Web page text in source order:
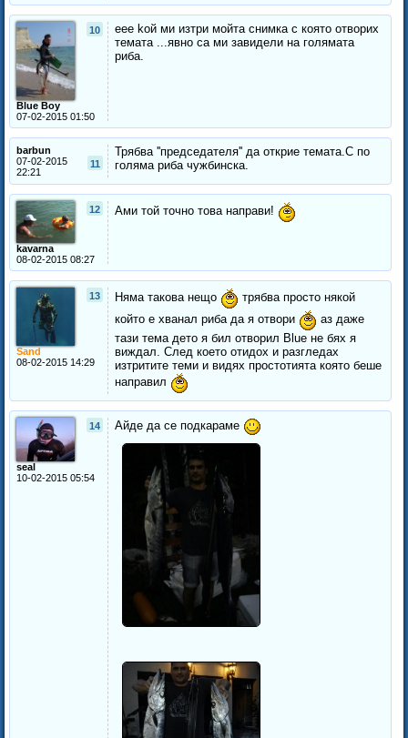
10
Blue Boy
07-02-2015 01:50
eee koй ми изтри мойта снимка с която отворих
темата ...явно са ми завидели на голямата
риба.
barbun
11
07-02-2015
22:21
Трябва ''председателя'' да открие темата.С по
голяма риба чужбинска.
12
kavarna
08-02-2015 08:27
Ами той точно това направи!
13
Sand
08-02-2015 14:29
Няма такова нещо
трябва просто някой
който е хванал риба да я отвори
аз даже
тази тема дето я бил отворил Blue не бях я
виждал. След което отидох и разгледах
изтритите теми и видях простотията която беше
направил
14
seal
10-02-2015 05:54
Айде да се подкараме